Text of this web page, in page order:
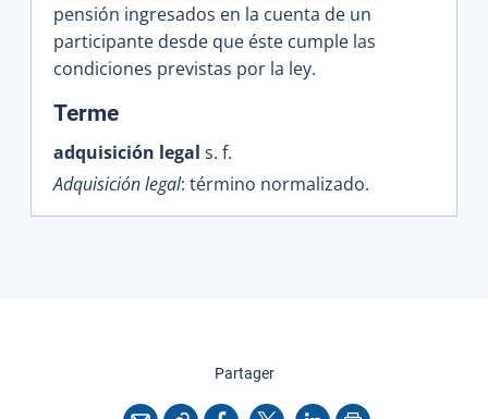
pensión ingresados en la cuenta de un
participante desde que éste cumple las
condiciones previstas por la ley.
Terme:
adquisición legal s. f.
Adquisición legal: término normalizado.
Partagercette page
Copier l'adresse Imprimer